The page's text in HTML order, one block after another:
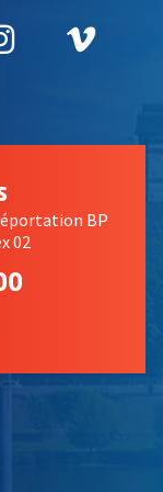
fenêtre
nouvelle
une
Instagram
, Ouvre
,
RSS
BP
02